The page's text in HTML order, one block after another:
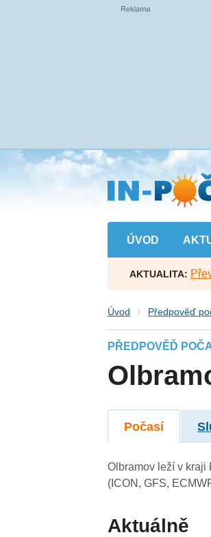
Přejít
na
hlavní
obsah
ÚVOD
AKTUALITA:
Úvod Předpověď
PŘEDPOVĚĎ
Počasí
Olbramov leží v kraji
(ICON, GFS,
Aktuálně